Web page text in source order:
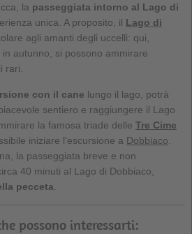
la passeggiata intorno al Lago di
unica. A proposito, il Lago di
agli amanti degli uccelli: qui,
autunno, si possono ammirare
rari.
con il cane lungo il lago, potrà
sentiero e raggiungere il Lago
la famosa triade delle Tre Cime
iniziare l'escursione a Dobbiaco
la passeggiata breve e non
40 minuti al Lago di Dobbiaco,
pecceta
possono interessarti: